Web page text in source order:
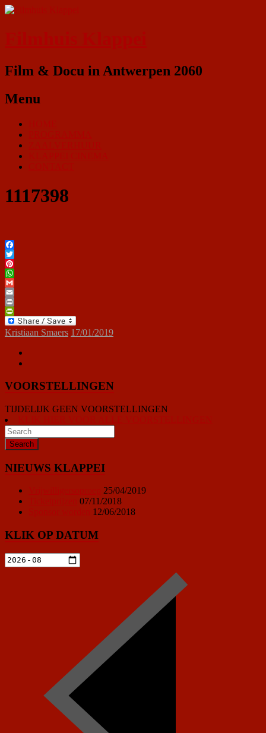
Film & Docu in Antwerpen 2060
Menu
1117398
Facebook
Twitter
Pinterest
WhatsApp
Gmail
Email
Print
PrintFriendly
Kristiaan Smaers 17/01/2019
VOORSTELLINGEN
TIJDELIJK GEEN VOORSTELLINGEN
NIEUWS KLAPPEI
25/04/2019
07/11/2018
12/06/2018
KLIK OP DATUM